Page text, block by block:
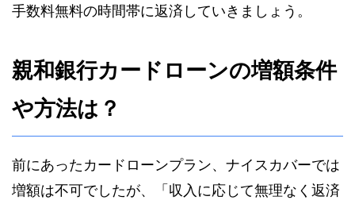
手数料無料の時間帯に返済していきましょう。
親和銀行カードローンの増額条件
や方法は？
前にあったカードローンプラン、ナイスカバーでは
増額は不可でしたが、「収入に応じて無理なく返済